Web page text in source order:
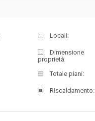
Locali:
Dimensione
proprietà:
Totale piani:
Riscaldamento: